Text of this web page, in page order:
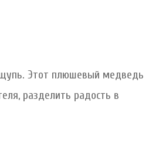
Этот плюшевый медведь
разделить радость в